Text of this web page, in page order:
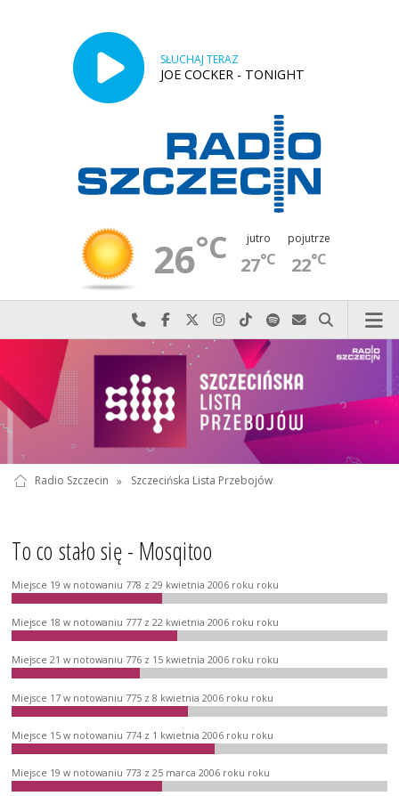
SŁUCHAJ TERAZ
JOE COCKER - TONIGHT
26°C jutro
27°C
pojutrze
22°C
Najlepiej po prostu do nas zadzwoń
Odwiedź nas na Facebook-u
Odwiedź nas na X
Odwiedź nas na Instagram-ie
Odwiedź nas na TikTok-u
Szukaj nas na Spotify
Wyślij do nas
Szukaj
Radio Szczecin » Szczecińska Lista Przebojów
To co stało się - Mosqitoo
Miejsce 19 w notowaniu 778 z 29 kwietnia 2006 roku roku
Miejsce 18 w notowaniu 777 z 22 kwietnia 2006 roku roku
Miejsce 21 w notowaniu 776 z 15 kwietnia 2006 roku roku
Miejsce 17 w notowaniu 775 z 8 kwietnia 2006 roku roku
Miejsce 15 w notowaniu 774 z 1 kwietnia 2006 roku roku
Miejsce 19 w notowaniu 773 z 25 marca 2006 roku roku